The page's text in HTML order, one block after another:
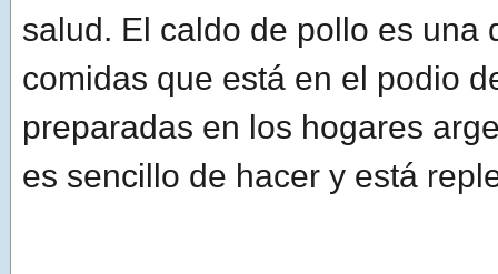
salud. El caldo de pollo es una
comidas que está en el podio
preparadas en los hogares
es sencillo de hacer y está